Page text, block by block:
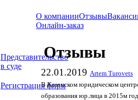
Представительство
в суде
Регистрация фирм
О компанииОтзывы
Онлайн-заказ
Отзывы
22.01.2019 Artem Turovets
В Казанском юридическом
образования юр.лица в 2015м